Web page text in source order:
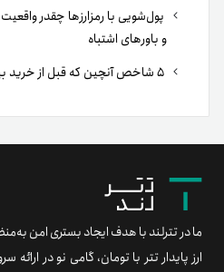
پول‌شویی با رمزارزها چقدر
و باورهای اشتباه
ما در تترلند با هدف ایجاد بستری امن
ارز پایدار تتر با تومان، گامی نو در